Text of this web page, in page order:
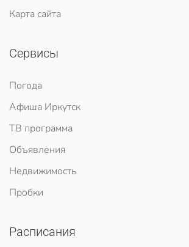
Карта сайта
Сервисы
Погода
Афиша Иркутск
ТВ программа
Объявления
Недвижимость
Пробки
Расписания